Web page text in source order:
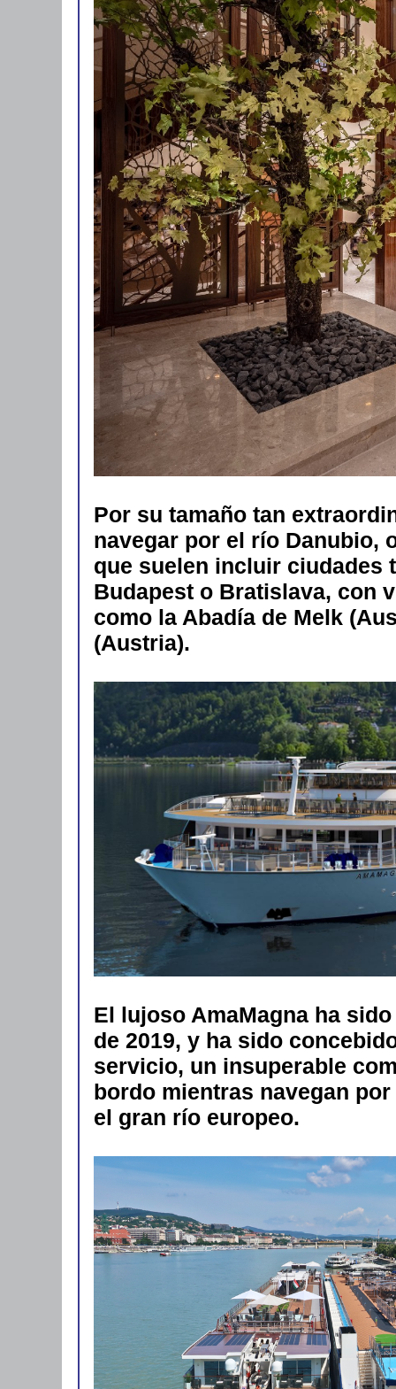
Por su tamaño tan
navegar por el río Danubio,
que suelen incluir ciudades
Budapest o Bratislava, con
como la Abadía de Melk
(Austria).
El lujoso AmaMagna ha
de 2019, y ha sido
servicio, un insuperable
bordo mientras navegan
el gran río europeo.